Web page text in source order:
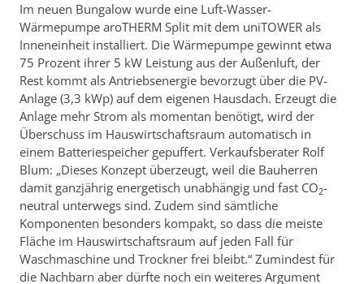
Im neuen Bungalow wurde eine Luft-Wasser-
Wärmepumpe aroTHERM Split mit dem uniTOWER als
Inneneinheit installiert. Die Wärmepumpe gewinnt etwa
75 Prozent ihrer 5 kW Leistung aus der Außenluft, der
Rest kommt als Antriebsenergie bevorzugt über die PV-
Anlage (3,3 kWp) auf dem eigenen Hausdach. Erzeugt die
Anlage mehr Strom als momentan benötigt, wird der
Überschuss im Hauswirtschaftsraum automatisch in
einem Batteriespeicher gepuffert. Verkaufsberater Rolf
Blum: „Dieses Konzept überzeugt, weil die Bauherren
damit ganzjährig energetisch unabhängig und fast CO2-
neutral unterwegs sind. Zudem sind sämtliche
Komponenten besonders kompakt, so dass die meiste
Fläche im Hauswirtschaftsraum auf jeden Fall für
Waschmaschine und Trockner frei bleibt.“ Zumindest für
die Nachbarn aber dürfte noch ein weiteres Argument